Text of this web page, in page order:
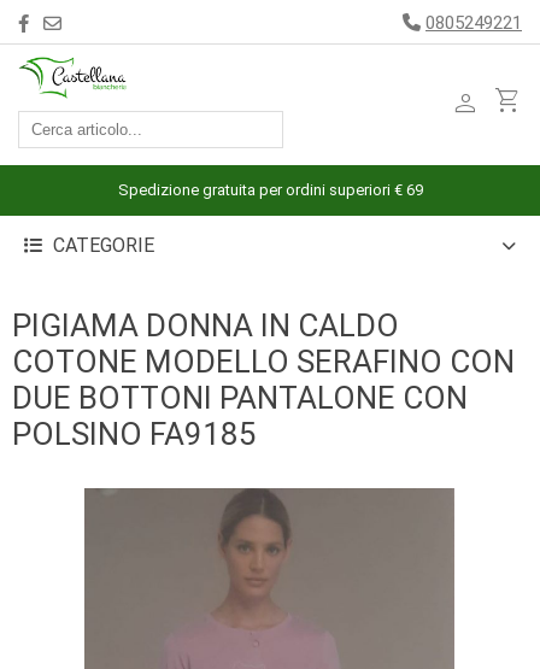
ACCESSORI
ARREDAMENTO
BIANCHERIA
CUCINA
INTIMO
MARE
0805249221
person shopping_cart
Spedizione gratuita per ordini superiori € 69
CATEGORIE
PIGIAMA DONNA IN CALDO
COTONE MODELLO SERAFINO CON
DUE BOTTONI PANTALONE CON
POLSINO FA9185